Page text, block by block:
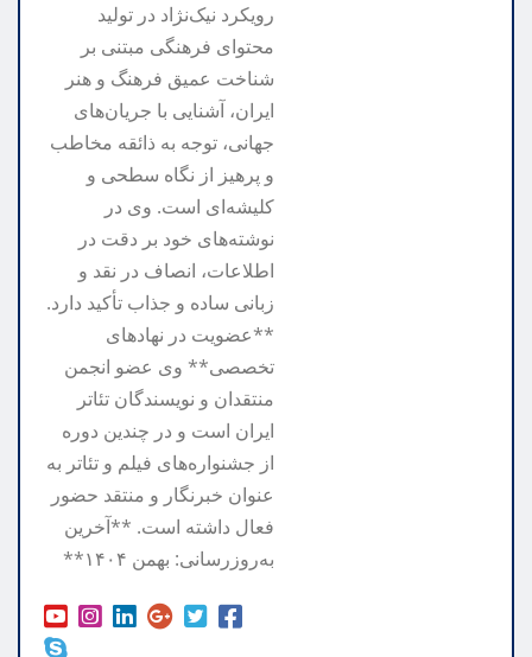
رویکرد نیک‌نژاد در تولید
محتوای فرهنگی مبتنی بر
شناخت عمیق فرهنگ و هنر
ایران، آشنایی با جریان‌های
جهانی، توجه به ذائقه مخاطب
و پرهیز از نگاه سطحی و
کلیشه‌ای است. وی در
نوشته‌های خود بر دقت در
اطلاعات، انصاف در نقد و
زبانی ساده و جذاب تأکید دارد.
**عضویت در نهادهای
تخصصی** وی عضو انجمن
منتقدان و نویسندگان تئاتر
ایران است و در چندین دوره
از جشنواره‌های فیلم و تئاتر به
عنوان خبرنگار و منتقد حضور
فعال داشته است. **آخرین
به‌روزرسانی: بهمن ۱۴۰۴**